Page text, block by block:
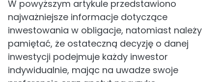
W powyższym artykule przedstawiono
najważniejsze informacje dotyczące
inwestowania w obligacje, natomiast należy
pamiętać, że ostateczną decyzję o danej
inwestycji podejmuje każdy inwestor
indywidualnie, mając na uwadze swoje